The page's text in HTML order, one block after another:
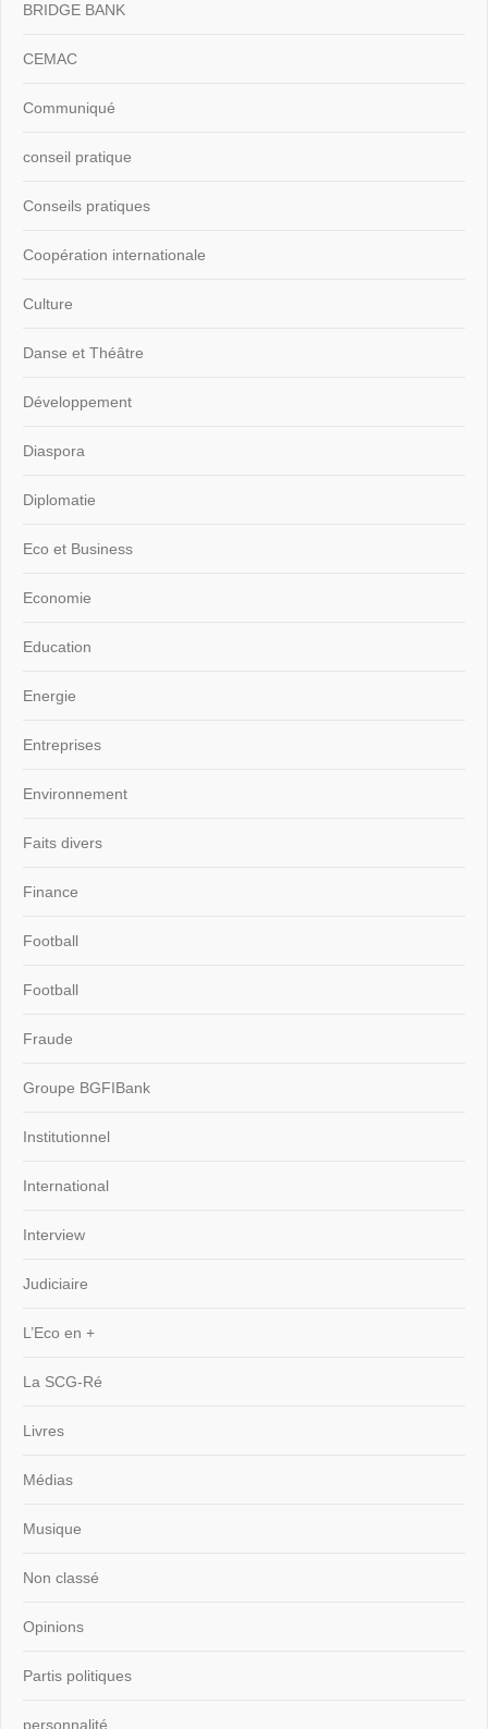
BRIDGE BANK
CEMAC
Communiqué
conseil pratique
Conseils pratiques
Coopération internationale
Culture
Danse et Théâtre
Développement
Diaspora
Diplomatie
Eco et Business
Economie
Education
Energie
Entreprises
Environnement
Faits divers
Finance
Football
Football
Fraude
Groupe BGFIBank
Institutionnel
International
Interview
Judiciaire
L’Eco en +
La SCG-Ré
Livres
Médias
Musique
Non classé
Opinions
Partis politiques
personnalité